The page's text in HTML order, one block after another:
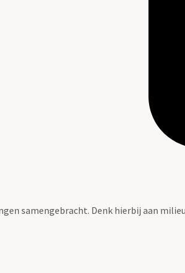
samengebracht. Denk hierbij aan